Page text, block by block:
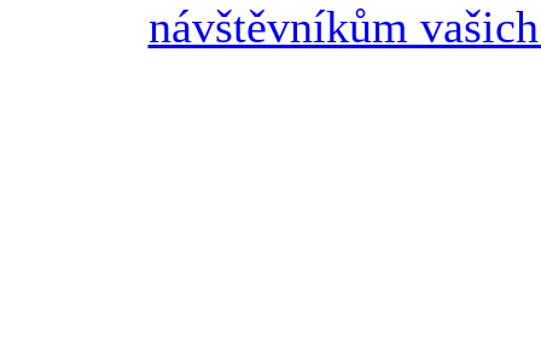
návštěvníkům